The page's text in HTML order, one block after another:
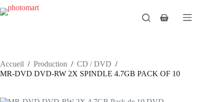
Passer
au
Panier
Accueil / Production / CD / DVD /
MR-DVD DVD-RW 2X SPINDLE 4.7GB PACK OF 10